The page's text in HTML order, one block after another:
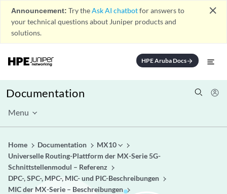
Announcement: Try theAsk AI chatbotfor answers to
your technical questions about Juniper products and
solutions.
close
HPE Aruba Docsarrow_forward
Documentation
Menu
Home Documentation
MX10
Universelle Routing-Plattform der MX-Serie 5G-
Schnittstellenmodul – Referenz
DPC-, SPC-, MPC-, MIC- und PIC-Beschreibungen
MIC der MX-Serie – Beschreibungen